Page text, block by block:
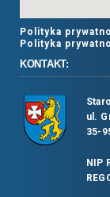
Polityka
Polityka
KONTAKT:
ul.
35-
NIP